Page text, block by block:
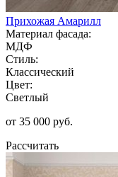
Прихожая Амарилл
Материал фасада:
МДФ
Стиль:
Классический
Цвет:
Светлый
от 35 000 руб.
Рассчитать